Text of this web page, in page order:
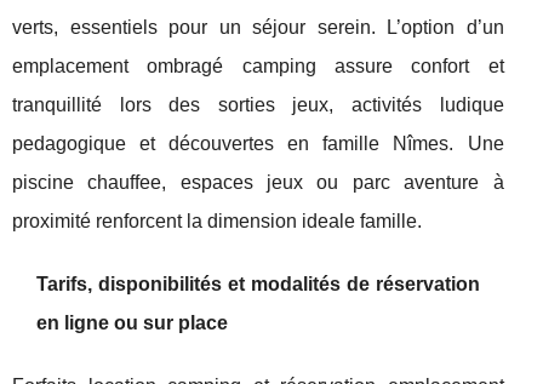
verts, essentiels pour un séjour serein. L’option d’un
emplacement ombragé camping assure confort et
tranquillité lors des sorties jeux, activités ludique
pedagogique et découvertes en famille Nîmes. Une
piscine chauffee, espaces jeux ou parc aventure à
proximité renforcent la dimension ideale famille.
Tarifs, disponibilités et modalités de réservation
en ligne ou sur place